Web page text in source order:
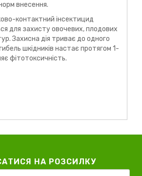
внесення.
контактний інсектицид
для захисту овочевих, плодових
Захисна дія триває до одного
шкідників настає протягом 1-
фітотоксичність.
НА РОЗСИЛКУ